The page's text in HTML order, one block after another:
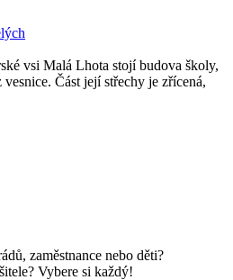
vsi Malá Lhota stojí budova školy,
Část její střechy je zřícená,
zaměstnance nebo děti?
Vybere si každý!